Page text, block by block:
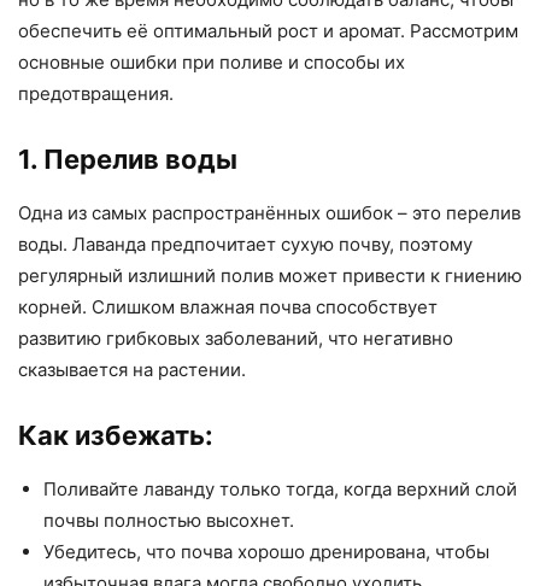
обеспечить её оптимальный рост и аромат. Рассмотрим
основные ошибки при поливе и способы их
предотвращения.
1. Перелив воды
Одна из самых распространённых ошибок – это перелив
воды. Лаванда предпочитает сухую почву, поэтому
регулярный излишний полив может привести к гниению
корней. Слишком влажная почва способствует
развитию грибковых заболеваний, что негативно
сказывается на растении.
Как избежать:
Поливайте лаванду только тогда, когда верхний слой
почвы полностью высохнет.
Убедитесь, что почва хорошо дренирована, чтобы